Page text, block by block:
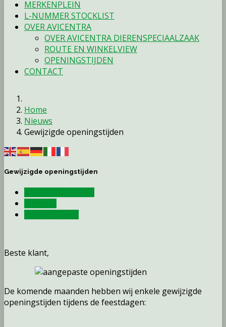
MERKENPLEIN
L-NUMMER STOCKLIST
OVER AVICENTRA
OVER AVICENTRA DIERENSPECIAALZAAK
ROUTE EN WINKELVIEW
OPENINGSTIJDEN
CONTACT
Home
Nieuws
Gewijzigde openingstijden
Gewijzigde openingstijden
Beste klant,
De komende maanden hebben wij enkele gewijzigde
openingstijden tijdens de feestdagen: